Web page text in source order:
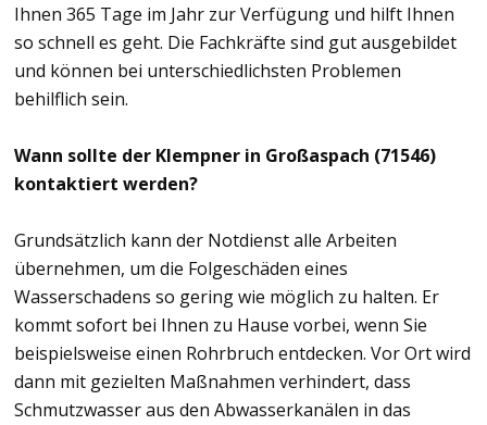
Ihnen 365 Tage im Jahr zur Verfügung und hilft Ihnen
so schnell es geht. Die Fachkräfte sind gut ausgebildet
und können bei unterschiedlichsten Problemen
behilflich sein.
Wann sollte der Klempner in Großaspach (71546)
kontaktiert werden?
Grundsätzlich kann der Notdienst alle Arbeiten
übernehmen, um die Folgeschäden eines
Wasserschadens so gering wie möglich zu halten. Er
kommt sofort bei Ihnen zu Hause vorbei, wenn Sie
beispielsweise einen Rohrbruch entdecken. Vor Ort wird
dann mit gezielten Maßnahmen verhindert, dass
Schmutzwasser aus den Abwasserkanälen in das